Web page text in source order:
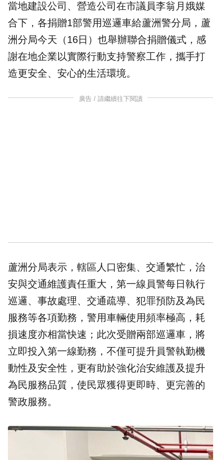
當地建設公司、營造公司在市議員李翁月娥媒
合下，各捐贈1部警用巡邏車給蘆洲警分局， 蘆
洲分局今天（16日）也舉辦聯合捐贈儀式，感
謝在地企業以實際行動支持警察工作，攜手打
造更安全、安心的生活環境。
廣告 / 請繼續往下閱讀
蘆洲分局表示，轄區人口密集、交通繁忙，治
安與交通維護責任重大，第一線員警每日執行
巡邏、事故處理、交通疏導、犯罪預防及為民
服務等各項勤務，警用車輛使用頻率極高，耗
損速度亦相當快速；此次受贈兩部巡邏車，將
立即投入第一線勤務，不僅可提升員警執勤機
動性及安全性，更有助於強化治安維護及提升
為民服務品質，使民眾獲得更即時、更完善的
警政服務。